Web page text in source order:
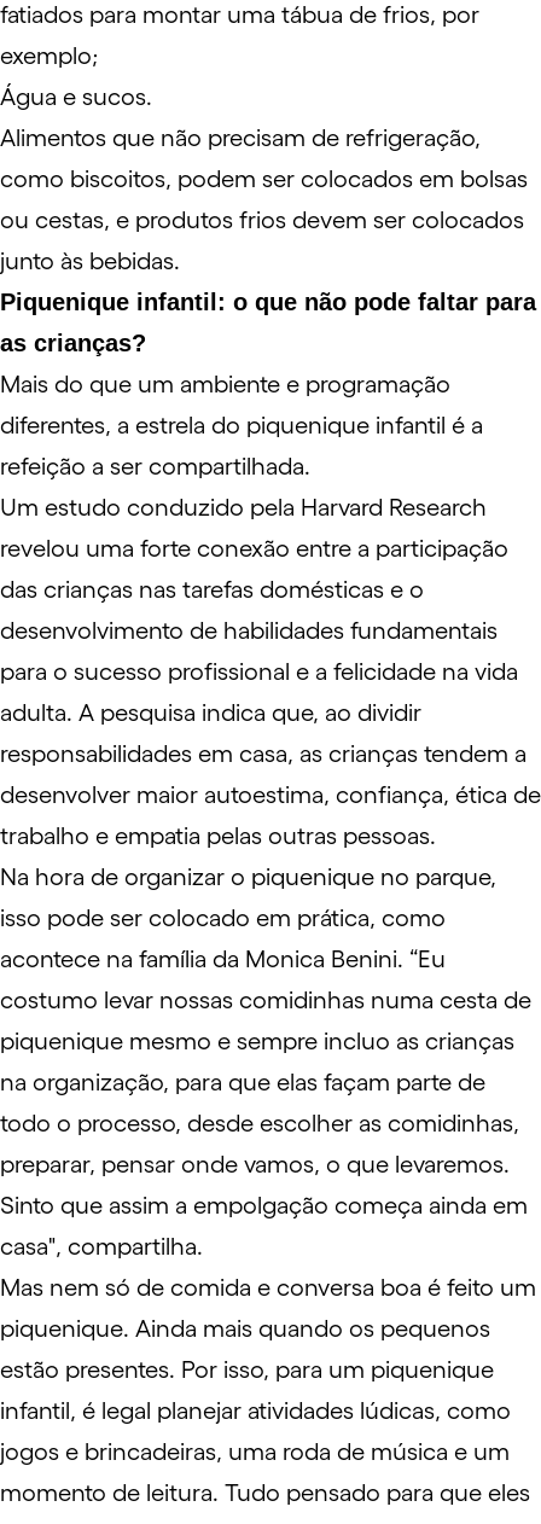
fatiados para montar uma tábua de frios, por
exemplo;
Água e sucos.
Alimentos que não precisam de refrigeração,
como biscoitos, podem ser colocados em bolsas
ou cestas, e produtos frios devem ser colocados
junto às bebidas.
Piquenique infantil: o que não pode faltar para
as crianças?
Mais do que um ambiente e programação
diferentes, a estrela do piquenique infantil é a
refeição a ser compartilhada.
Um estudo conduzido pela Harvard Research
revelou uma forte conexão entre a participação
das crianças nas tarefas domésticas e o
desenvolvimento de habilidades fundamentais
para o sucesso profissional e a felicidade na vida
adulta. A pesquisa indica que, ao dividir
responsabilidades em casa, as crianças tendem a
desenvolver maior autoestima, confiança, ética de
trabalho e empatia pelas outras pessoas.
Na hora de organizar o piquenique no parque,
isso pode ser colocado em prática, como
acontece na família da Monica Benini. “Eu
costumo levar nossas comidinhas numa cesta de
piquenique mesmo e sempre incluo as crianças
na organização, para que elas façam parte de
todo o processo, desde escolher as comidinhas,
preparar, pensar onde vamos, o que levaremos.
Sinto que assim a empolgação começa ainda em
casa", compartilha.
Mas nem só de comida e conversa boa é feito um
piquenique. Ainda mais quando os pequenos
estão presentes. Por isso, para um piquenique
infantil, é legal planejar atividades lúdicas, como
jogos e brincadeiras, uma roda de música e um
momento de leitura. Tudo pensado para que eles